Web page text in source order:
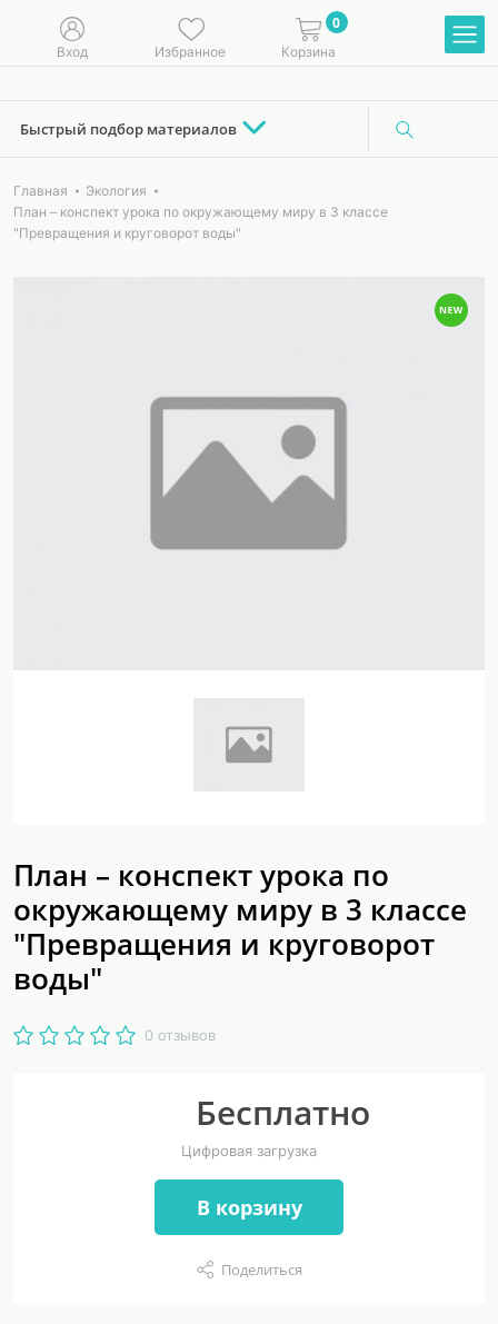
Вход Избранное
0
Корзина
Быстрый подбор материалов
Главная
Экология
План – конспект урока по окружающему миру в 3 классе
"Превращения и круговорот воды"
План – конспект урока по
окружающему миру в 3 классе
"Превращения и круговорот
воды"
0 отзывов
Бесплатно
Цифровая загрузка
В корзину
Поделиться